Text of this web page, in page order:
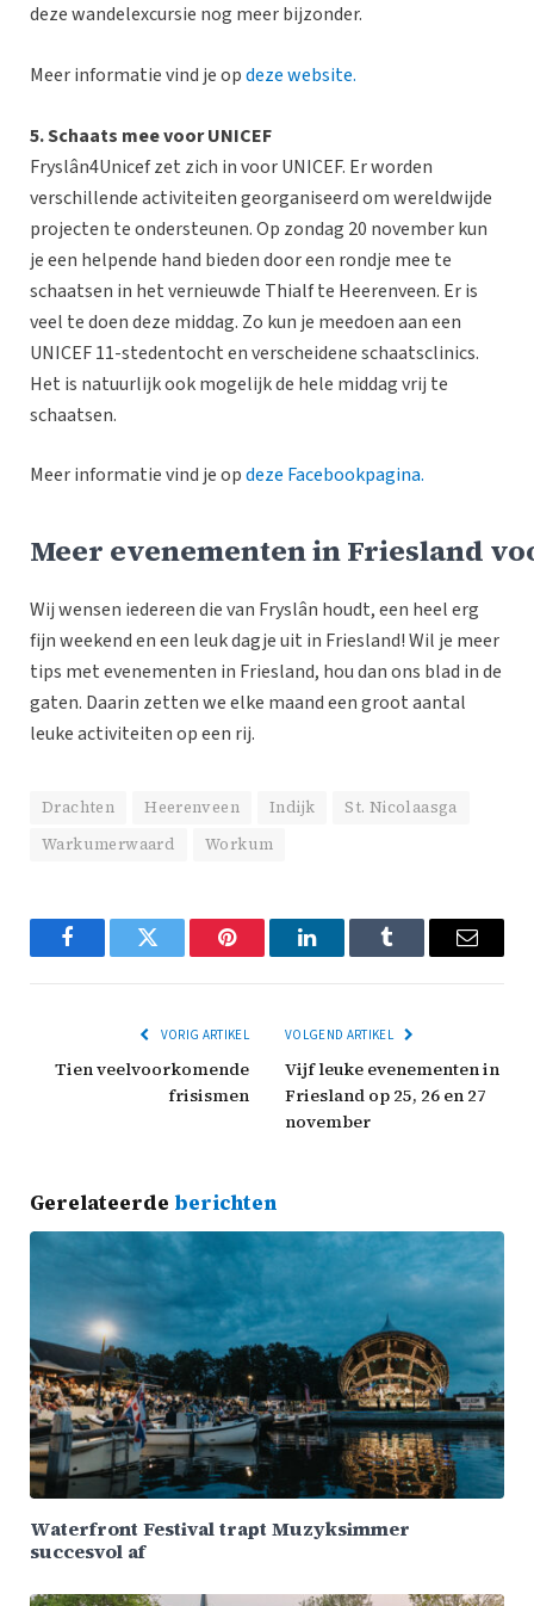
deze wandelexcursie nog meer bijzonder.
Meer informatie vind je opdeze website.
5. Schaats mee voor UNICEF
Fryslân4Unicef zet zich in voor UNICEF. Er worden
verschillende activiteiten georganiseerd om wereldwijde
projecten te ondersteunen. Op zondag 20 november kun
je een helpende hand bieden door een rondje mee te
schaatsen in het vernieuwde Thialf te Heerenveen. Er is
veel te doen deze middag. Zo kun je meedoen aan een
UNICEF 11-stedentocht en verscheidene schaatsclinics.
Het is natuurlijk ook mogelijk de hele middag vrij te
schaatsen.
Meer informatie vind je opdeze Facebookpagina.
Meer evenementen in Friesland
Wij wensen iedereen die van Fryslân houdt, een heel erg
fijn weekend en een leuk dagje uit in Friesland! Wil je meer
tips met evenementen in Friesland, hou dan ons blad in de
gaten. Daarin zetten we elke maand een groot aantal
leuke activiteiten op een rij.
Drachten Heerenveen Indijk
St. Nicolaasga
Warkumerwaard
Workum
FacebookTwitter Pinterest LinkedInTumblr Email
VORIG ARTIKEL
Tien veelvoorkomende
frisismen
VOLGEND ARTIKEL
Vijf leuke evenementen in
Friesland op 25, 26 en 27
november
Gerelateerde berichten
Waterfront Festival trapt Muzyksimmer
succesvol af